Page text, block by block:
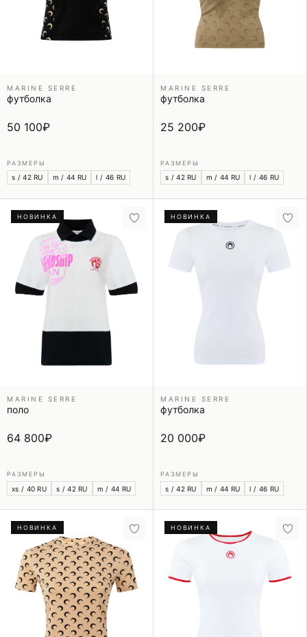
MARINE SERRE
футболка
50 100₽
РАЗМЕРЫ
s / 42 RU m / 44 RU l / 46 RU
MARINE SERRE
футболка
25 200₽
РАЗМЕРЫ
s / 42 RU m / 44 RU l / 46 RU
НОВИНКА
MARINE SERRE
поло
64 800₽
РАЗМЕРЫ
xs / 40 RU s / 42 RU m / 44 RU
НОВИНКА
MARINE SERRE
футболка
20 000₽
РАЗМЕРЫ
s / 42 RU m / 44 RU l / 46 RU
НОВИНКА НОВИНКА